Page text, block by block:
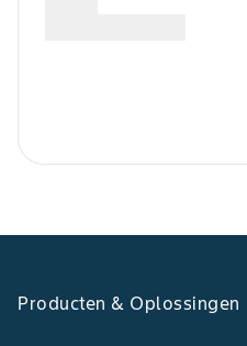
Producten & Oplossingen